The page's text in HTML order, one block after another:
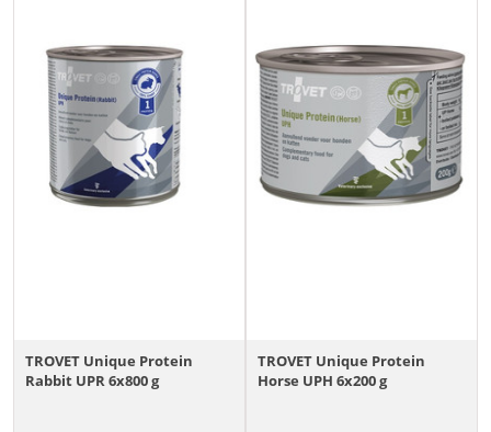
TROVET Unique Protein
Rabbit UPR 6x800 g
TROVET Unique Protein
Horse UPH 6x200 g